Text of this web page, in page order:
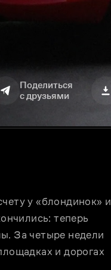
Поделиться
с друзьями
у «блондинок» и
теперь
За четыре недели
и дорогах